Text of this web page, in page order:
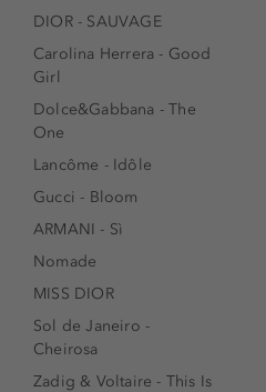
DIOR - SAUVAGE
Carolina Herrera - Good
Girl
Dolce&Gabbana - The
One
Lancôme - Idôle
Gucci - Bloom
ARMANI - Sì
Nomade
MISS DIOR
Sol de Janeiro -
Cheirosa
Zadig & Voltaire - This Is